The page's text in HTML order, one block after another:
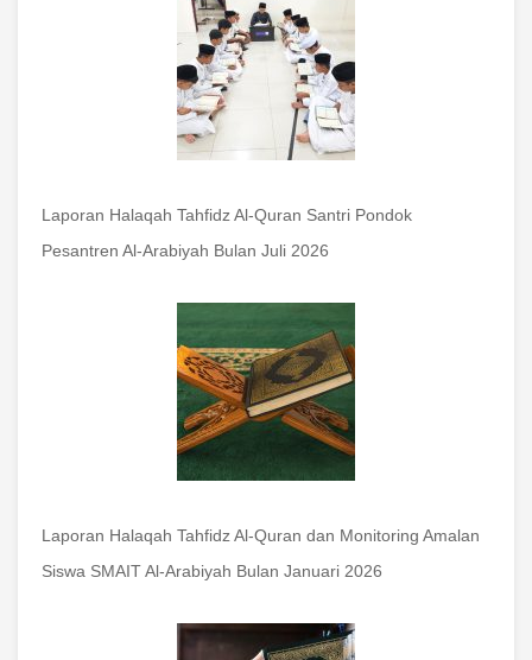
Laporan Halaqah Tahfidz Al-Quran Santri Pondok
Pesantren Al-Arabiyah Bulan Juli 2026
Laporan Halaqah Tahfidz Al-Quran dan Monitoring Amalan
Siswa SMAIT Al-Arabiyah Bulan Januari 2026